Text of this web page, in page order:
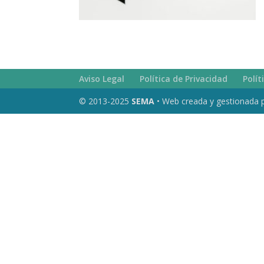
Aviso Legal Política de Privacidad
© 2013-2025 SEMA • Web creada y gestionada